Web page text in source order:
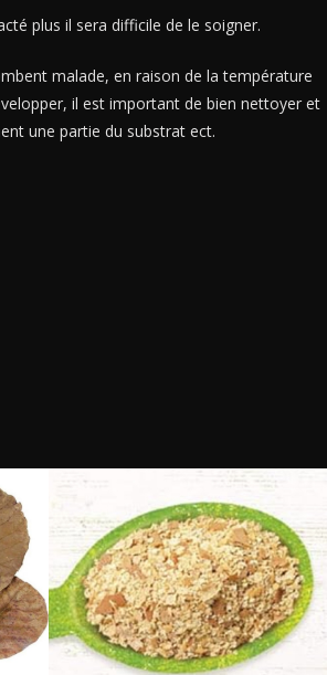
plus il sera difficile de le soigner.
malade, en raison de la température
il est important de bien nettoyer et
une partie du substrat ect.